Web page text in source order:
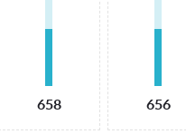
658 656